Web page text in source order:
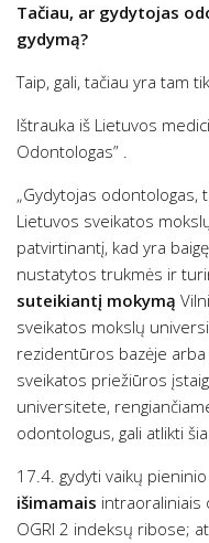
Tačiau, ar gydytojas
gydymą?
Taip, gali, tačiau yra tam
Ištrauka iš Lietuvos
Odontologas” .
„Gydytojas
Lietuvos sveikatos
patvirtinantį, kad yra
nustatytos trukmės ir
suteikiantį mokymą
sveikatos mokslų
rezidentūros bazėje
sveikatos priežiūros
universitete,
odontologus, gali atlikti
17.4. gydyti vaikų
išimamais intraoraliniais
OGRI 2 indeksų ribose;